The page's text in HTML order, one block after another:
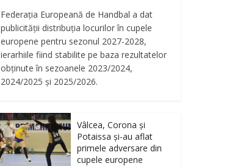
Federația Europeană de Handbal a dat
publicității distribuția locurilor în cupele
europene pentru sezonul 2027-2028,
ierarhiile fiind stabilite pe baza rezultatelor
obținute în sezoanele 2023/2024,
2024/2025 și 2025/2026.
Vâlcea, Corona și
Potaissa și-au aflat
primele adversare din
cupele europene